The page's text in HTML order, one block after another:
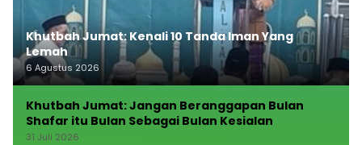
Khutbah Jumat: Kenali 10 Tanda Iman Yang
Lemah
6 Agustus 2026
Khutbah Jumat: Jangan Beranggapan Bulan
Shafar itu Bulan Sebagai Bulan Kesialan
31 Juli 2026